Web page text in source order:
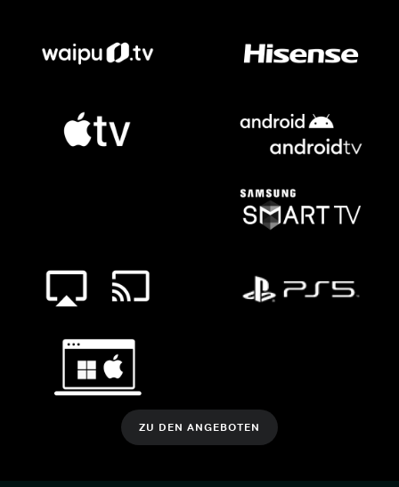
ZU DEN ANGEBOTEN